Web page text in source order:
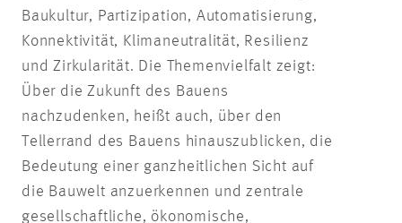
Baukultur, Partizipation, Automatisierung,
Konnektivität, Klimaneutralität, Resilienz
und Zirkularität. Die Themenvielfalt zeigt:
Über die Zukunft des Bauens
nachzudenken, heißt auch, über den
Tellerrand des Bauens hinauszublicken, die
Bedeutung einer ganzheitlichen Sicht auf
die Bauwelt anzuerkennen und zentrale
gesellschaftliche, ökonomische,